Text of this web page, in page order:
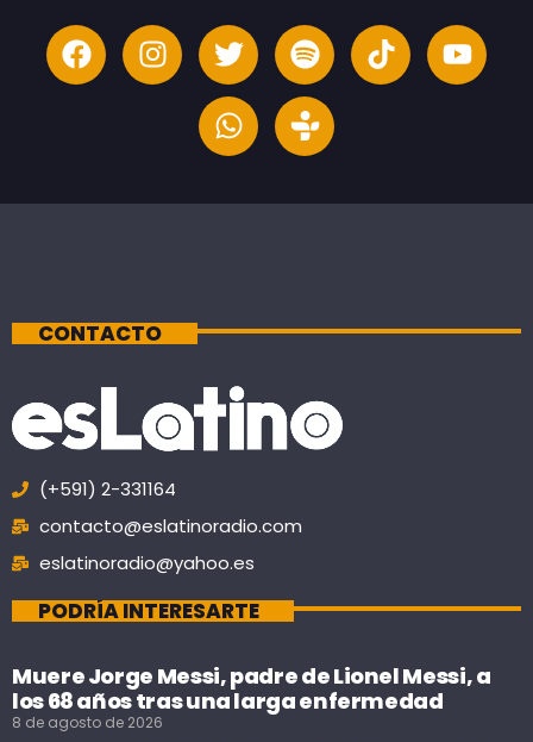
CONTACTO
(+591) 2-331164
contacto@eslatinoradio.com
eslatinoradio@yahoo.es
PODRÍA INTERESARTE
Muere Jorge Messi, padre de Lionel Messi, a
los 68 años tras una larga enfermedad
8 de agosto de 2026